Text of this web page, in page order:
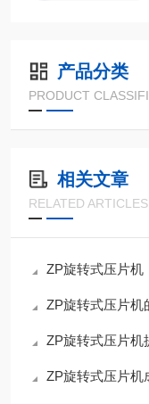
产品分类
PRODUCT
相关文章
RELATED ARTICLES
ZP旋转式压片机
ZP旋转式压片机
ZP旋转式压片机
ZP旋转式压片机